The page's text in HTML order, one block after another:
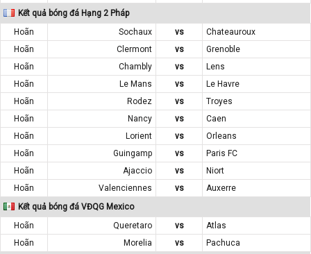
Kết quả bóng đá Hạng 2 Pháp
Hoãn
Sochaux vs
Chateauroux
Hoãn
Clermont vs
Grenoble
Hoãn
Chambly vs
Lens
Hoãn
Le Mans vs
Le Havre
Hoãn
Rodez vs
Troyes
Hoãn
Nancy vs
Caen
Hoãn
Lorient vs
Orleans
Hoãn
Guingamp vs
Paris FC
Hoãn
Ajaccio vs
Niort
Hoãn
Valenciennes vs
Auxerre
Kết quả bóng đá VĐQG Mexico
Hoãn
Queretaro vs
Atlas
Hoãn
Morelia vs
Pachuca